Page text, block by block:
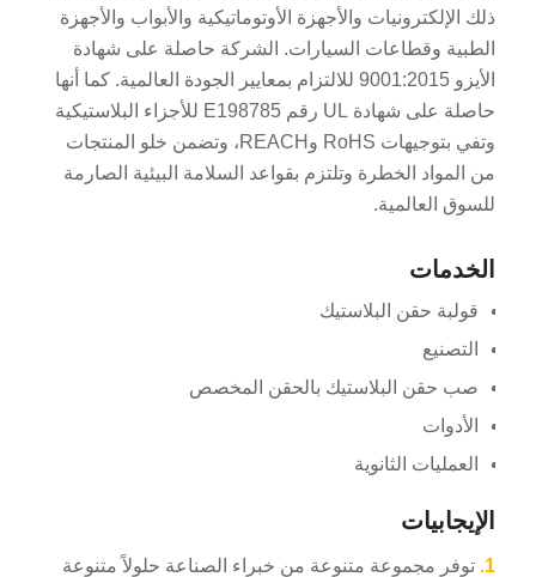
ذلك الإلكترونيات والأجهزة الأوتوماتيكية والأبواب والأجهزة
الطبية وقطاعات السيارات. الشركة حاصلة على شهادة
الأيزو 9001:2015 للالتزام بمعايير الجودة العالمية. كما أنها
حاصلة على شهادة UL رقم E198785 للأجزاء البلاستيكية
وتفي بتوجيهات RoHS وREACH، وتضمن خلو المنتجات
من المواد الخطرة وتلتزم بقواعد السلامة البيئية الصارمة
للسوق العالمية.
الخدمات
قولبة حقن البلاستيك
التصنيع
صب حقن البلاستيك بالحقن المخصص
الأدوات
العمليات الثانوية
الإيجابيات
1. توفر مجموعة متنوعة من خبراء الصناعة حلولاً متنوعة